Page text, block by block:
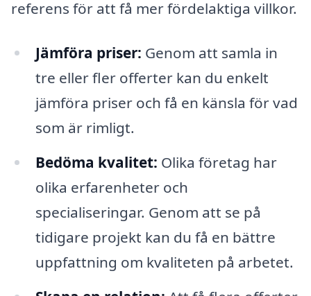
referens för att få mer fördelaktiga villkor.
Jämföra priser: Genom att samla in
tre eller fler offerter kan du enkelt
jämföra priser och få en känsla för vad
som är rimligt.
Bedöma kvalitet: Olika företag har
olika erfarenheter och
specialiseringar. Genom att se på
tidigare projekt kan du få en bättre
uppfattning om kvaliteten på arbetet.